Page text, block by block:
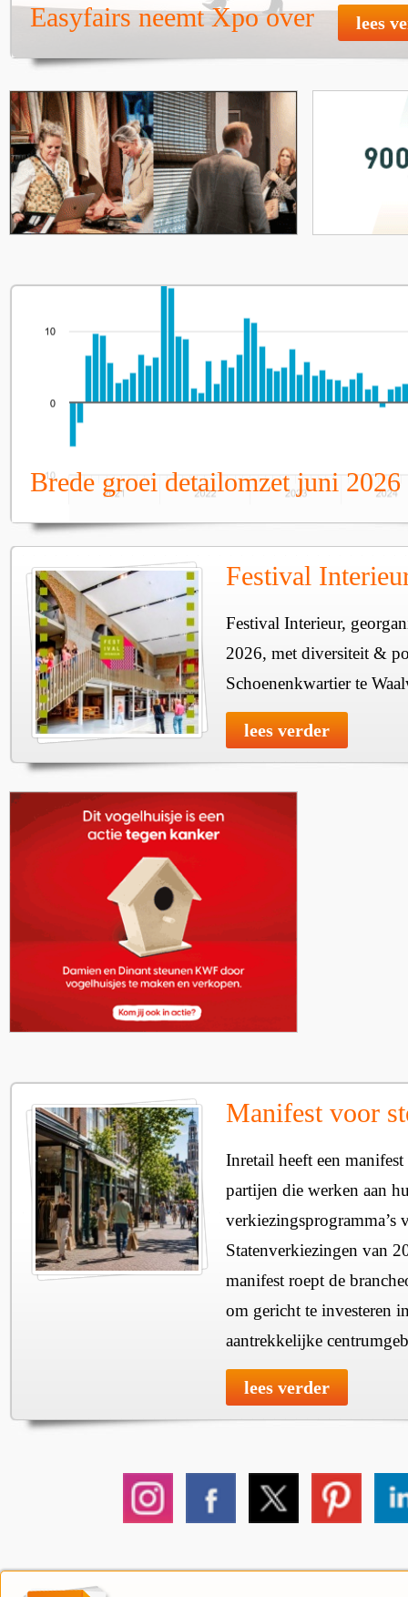
Easyfairs neemt Xpo over lees
Brede groei detailomzet juni 2026
Festival
Festival Interieur,
2026, met diversiteit &
Schoenenkwartier te
lees verder
Manifest voor
Inretail heeft een
partijen die werken aan
verkiezingsprogramma’s
Statenverkiezingen van
manifest roept de
om gericht te investeren
aantrekkelijke
lees verder